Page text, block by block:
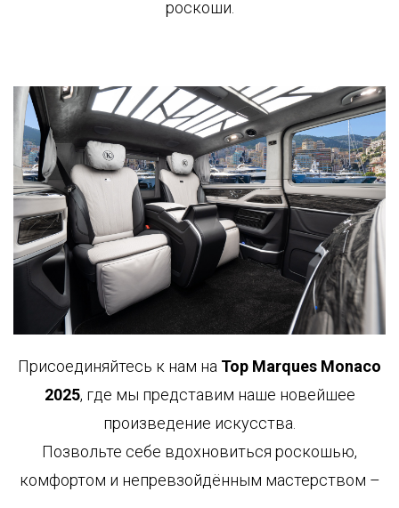
роскоши.
Присоединяйтесь к нам на Top Marques Monaco
2025, где мы представим наше новейшее
произведение искусства.
Позвольте себе вдохновиться роскошью,
комфортом и непревзойдённым мастерством –